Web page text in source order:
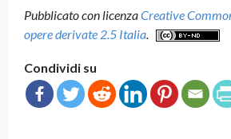
Pubblicato con licenzaCreative
opere derivate 2.5 Italia
Condividi su